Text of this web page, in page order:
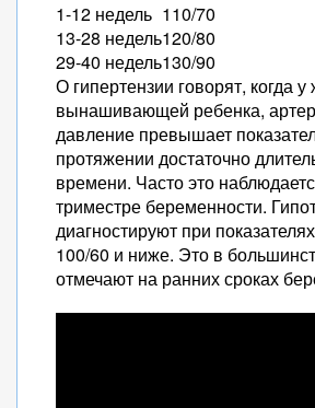
1-12 недель 110/70
13-28 недель120/80
29-40 недель130/90
О гипертензии говорят, когда
вынашивающей ребенка,
давление превышает
протяжении достаточно
времени. Часто это
триместре беременности.
диагностируют при
100/60 и ниже. Это в
отмечают на ранних сроках